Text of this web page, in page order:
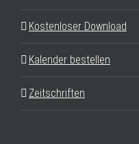
Kostenloser Download
Kalender bestellen
Zeitschriften